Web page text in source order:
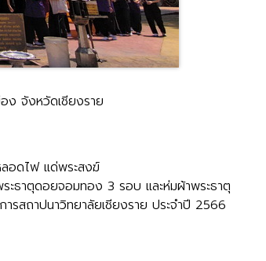
ง จังหวัดเชียงราย
อดไฟ แด่พระสงฆ์
ธาตุดอยจอมทอง 3 รอบ และห่มผ้าพระธาตุ
รสถาปนาวิทยาลัยเชียงราย ประจำปี 2566